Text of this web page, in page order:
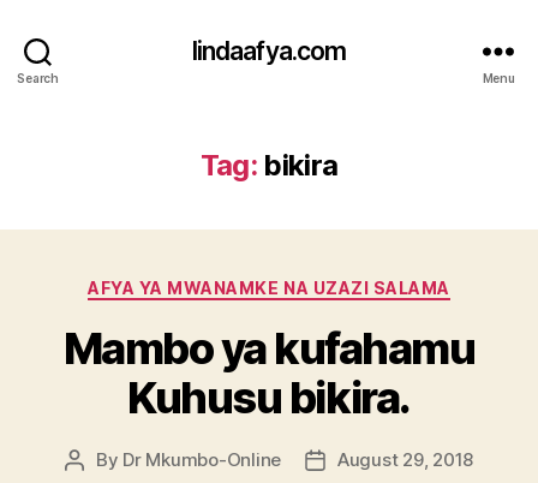
Search
lindaafya.com
Menu
Tag: bikira
Categories
AFYA YA MWANAMKE NA UZAZI SALAMA
Mambo ya kufahamu
Kuhusu bikira.
Post
By Dr Mkumbo-Online
PostAugust 29, 2018